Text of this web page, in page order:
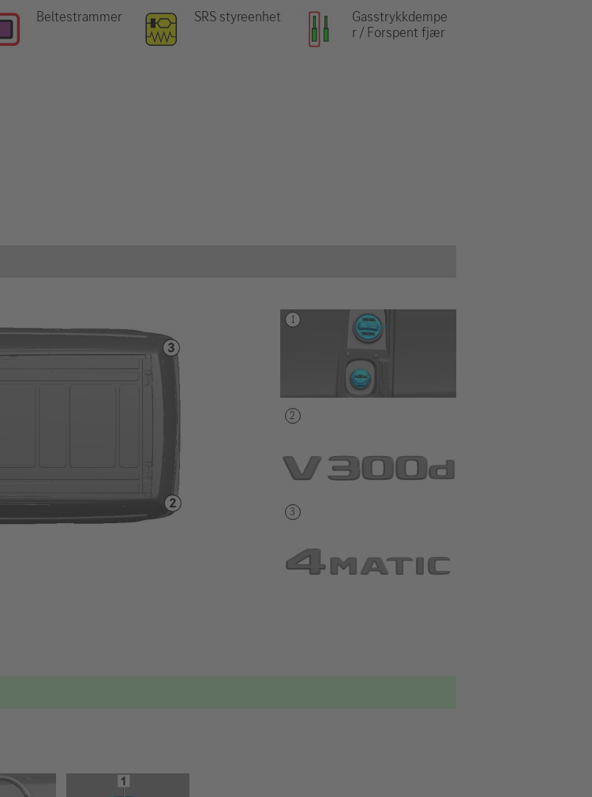
Beltestrammer SRS styreenhet
Gasstrykkdempe
r / Forspent fjær